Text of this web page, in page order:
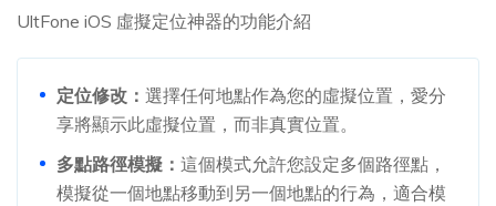
UltFone iOS 虛擬定位神器的功能介紹
定位修改： 選擇任何地點作為您的虛擬位置，愛分
享將顯示此虛擬位置，而非真實位置。
多點路徑模擬： 這個模式允許您設定多個路徑點，
模擬從一個地點移動到另一個地點的行為，適合模